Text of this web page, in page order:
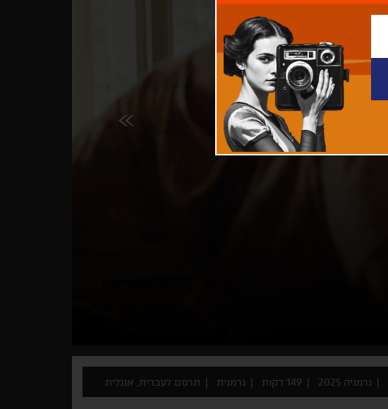
גרמניה 2025 149 דקות גרמנית תרגום לעברית, אנגלית